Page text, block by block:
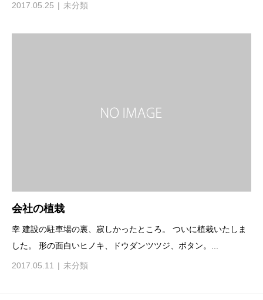
2017.05.25 未分類
会社の植栽
幸 建設の駐車場の裏、寂しかったところ。 ついに植栽いたしま
した。 形の面白いヒノキ、ドウダンツツジ、ボタン。...
2017.05.11 未分類